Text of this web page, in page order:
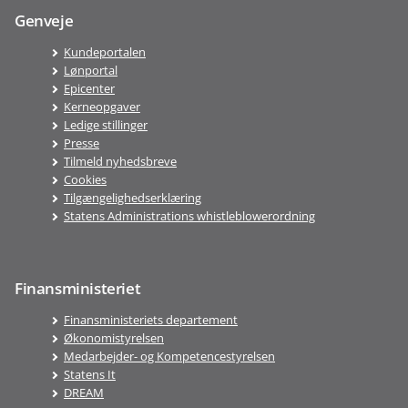
Genveje
Kundeportalen
Lønportal
Epicenter
Kerneopgaver
Ledige stillinger
Presse
Tilmeld nyhedsbreve
Cookies
Tilgængelighedserklæring
Statens Administrations whistleblowerordning
Finansministeriet
Finansministeriets departement
Økonomistyrelsen
Medarbejder- og Kompetencestyrelsen
Statens It
DREAM